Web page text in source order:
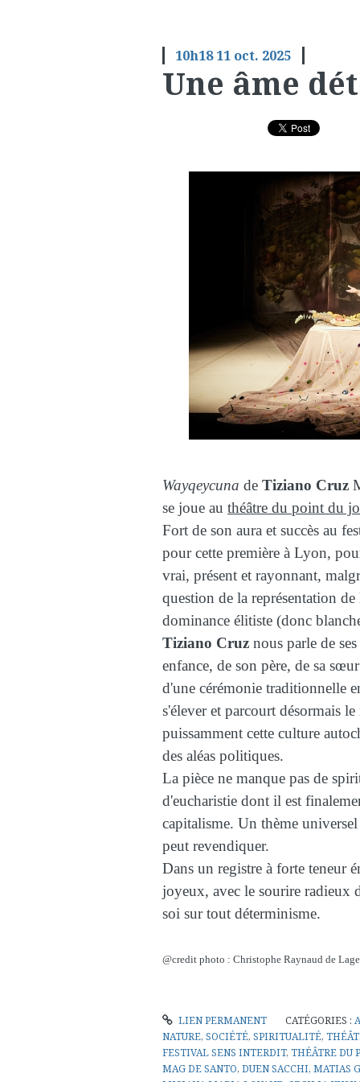
10h18 11 oct. 2025
Une âme
Wayqeycuna de Tiziano Cruz
se joue au théâtre du point du
Fort de son aura et succès au
pour cette première à Lyon,
vrai, présent et rayonnant,
question de la représentation
dominance élitiste (donc
Tiziano Cruz nous parle de
enfance, de son père, de sa
d'une cérémonie traditionnelle
s'élever et parcourt désormais
puissamment cette culture
des aléas politiques.
La pièce ne manque pas de
d'eucharistie dont il est
capitalisme. Un thème
peut revendiquer.
Dans un registre à forte teneur
joyeux, avec le sourire radieux
soi sur tout déterminisme.
@credit photo : Christophe Raynaud de Lage
LIEN PERMANENT CATÉGORIES :
NATURE, SOCIÉTÉ, SPIRITUALITÉ,
FESTIVAL SENS INTERDIT, THÉÂTRE DU
MAG DE SANTO, DUEN SACCHI, MATIAS